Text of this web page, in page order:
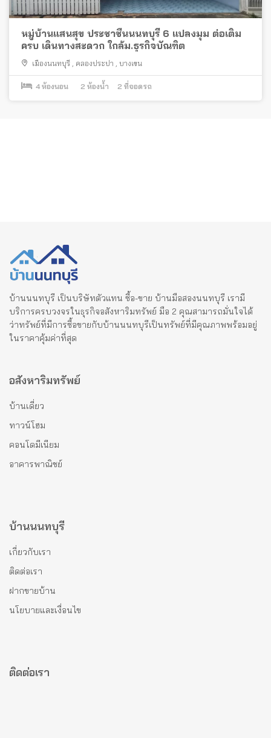
หมู่บ้านแสนสุข ประชาชื่นนนทบุรี 6 แปลงมุม ต่อเติม
ครบ เดินทางสะดวก ใกล้ม.ธุรกิจบัณฑิต
เมืองนนทบุรี คลองประปา บางเขน
4 ห้องนอน 2 ห้องน้ำ 2 ที่จอดรถ
บ้านนนทบุรี เป็นบริษัทตัวแทน ซื้อ-ขาย บ้านมือสองนนทบุรี เรามี
บริการครบวงจรในธุรกิจอสังหาริมทรัพย์ มือ 2 คุณสามารถมั่นใจได้
ว่าทรัพย์ที่มีการซื้อขายกับบ้านนนทบุรีเป็นทรัพย์ที่มีคุณภาพพร้อมอยู่
ในราคาคุ้มค่าที่สุด
อสังหาริมทรัพย์
บ้านเดี่ยว
ทาวน์โฮม
คอนโดมีเนียม
อาคารพาณิชย์
บ้านนนทบุรี
เกี่ยวกับเรา
ติดต่อเรา
ฝากขายบ้าน
นโยบายและเงื่อนไข
ติดต่อเรา